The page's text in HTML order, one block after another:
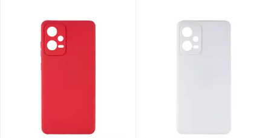
Realme C61 4G (+5)
Realme C71 (+5)
Realme Note 60 (+5)
Samsung Galaxy A17 (A175)/A17 5G (A176) (+5)
Samsung Galaxy A426 A42 (+5)